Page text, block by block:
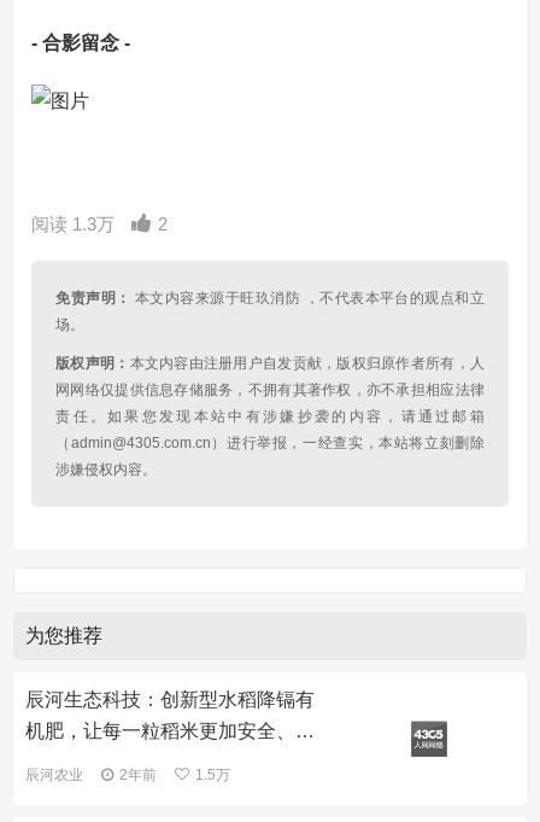
- 合影留念 -
阅读 1.3万 2
免责声明： 本文内容来源于旺玖消防 ，不代表本平台的观点和立
场。
版权声明： 本文内容由注册用户自发贡献，版权归原作者所有，人
网网络仅提供信息存储服务，不拥有其著作权，亦不承担相应法律
责任。如果您发现本站中有涉嫌抄袭的内容，请通过邮箱
（admin@4305.com.cn）进行举报，一经查实，本站将立刻删除
涉嫌侵权内容。
为您推荐
辰河生态科技：创新型水稻降镉有
机肥，让每一粒稻米更加安全、健
辰河农业 2年前 1.5万